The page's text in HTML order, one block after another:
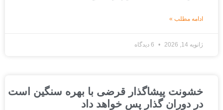
ادامه مطلب »
ژانویه 14, 2026 6 دیدگاه
خشونت پیشاگذار قرضی با بهره سنگین است که
در دوران گذار پس خواهد داد